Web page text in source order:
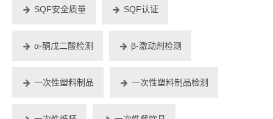
SQF安全质量 SQF认证
α-酮戊二酸检测 β-激动剂检测
一次性塑料制品 一次性塑料制品检测